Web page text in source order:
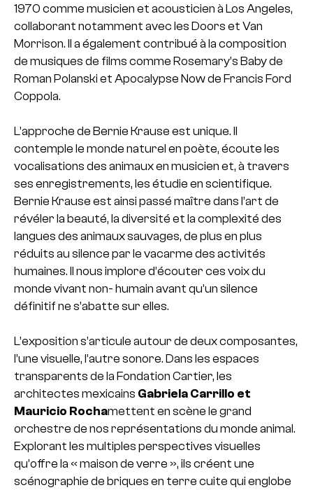
1970 comme musicien et acousticien à Los Angeles,
collaborant notamment avec les Doors et Van
Morrison. Il a également contribué à la composition
de musiques de films comme Rosemary’s Baby de
Roman Polanski et Apocalypse Now de Francis Ford
Coppola.
L’approche de Bernie Krause est unique. Il
contemple le monde naturel en poète, écoute les
vocalisations des animaux en musicien et, à travers
ses enregistrements, les étudie en scientifique.
Bernie Krause est ainsi passé maître dans l’art de
révéler la beauté, la diversité et la complexité des
langues des animaux sauvages, de plus en plus
réduits au silence par le vacarme des activités
humaines. Il nous implore d’écouter ces voix du
monde vivant non- humain avant qu’un silence
définitif ne s’abatte sur elles.
L’exposition s’articule autour de deux composantes,
l’une visuelle, l’autre sonore. Dans les espaces
transparents de la Fondation Cartier, les
architectes mexicains Gabriela Carrillo et
Mauricio Rochamettent en scène le grand
orchestre de nos représentations du monde animal.
Explorant les multiples perspectives visuelles
qu’offre la « maison de verre », ils créent une
scénographie de briques en terre cuite qui englobe